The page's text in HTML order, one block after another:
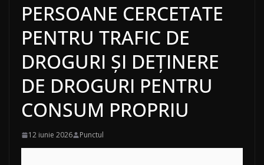
PERSOANE CERCETATE
PENTRU TRAFIC DE
DROGURI ȘI DEȚINERE
DE DROGURI PENTRU
CONSUM PROPRIU
12 iunie 2026 Punctul